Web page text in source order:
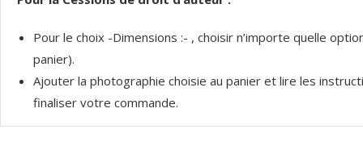
Pour le choix -Dimensions :- , choisir n’importe quelle
panier).
Ajouter la photographie choisie au panier et lire les
finaliser votre commande.